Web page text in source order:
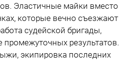
Эластичные майки вместо
которые вечно съезжают
судейской бригады,
результатов.
экипировка последних